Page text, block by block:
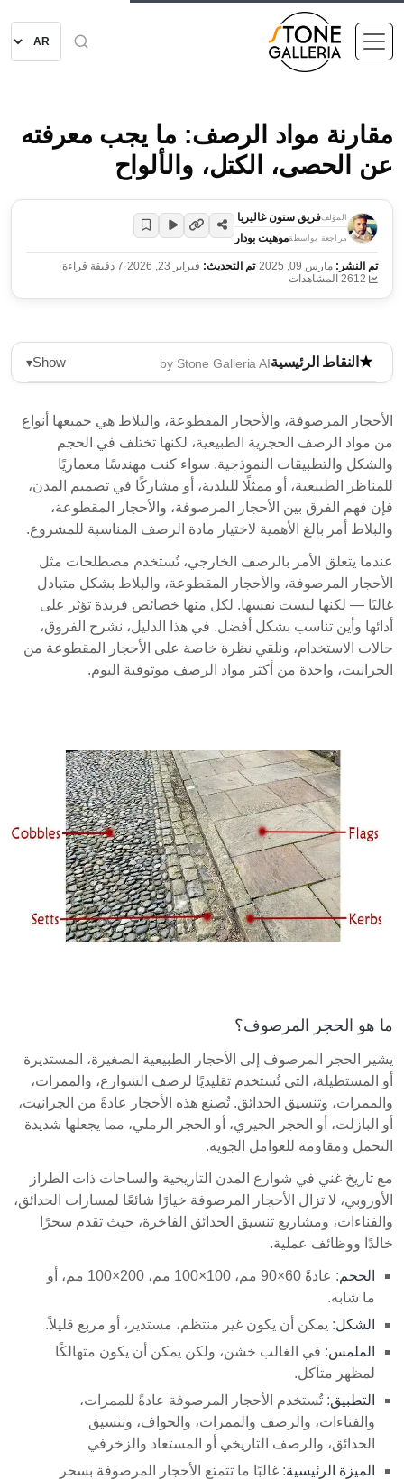
مقارنة مواد الرصف: ما يجب معرفته
عن الحصى، الكتل، والألواح
المؤلففريق ستون غاليريا
مراجعة بواسطةموهيت بودار
تم النشر: مارس 09, 2025 ·تم التحديث: فبراير 23, 2026 ·7 دقيقة قراءة
·
النقاط الرئيسيةby Stone Galleria AI
Show
▾
بالحجر الطبيعي، لكل منها خصائص وتطبيقات فريدة.
الحصى هي حجارة صغيرة وغير منتظمة، الكتل هي قطع
حجرية مقطوعة بشكل موحد، والألواح هي حجارة مسطحة
ومعالجة. فهم هذه الاختلافات ضروري لاختيار المادة
المناسبة لمشاريع تنسيق الحدائق والتصميم الحضري.
الحصى هي حجارة صغيرة ومستديرة تستخدم
للممرات وتنسيق الحدائق.
الكتل هي قطع حجرية مثالية للرصف المتين في
المناطق ذات الحركة المرورية العالية.
الألواح هي حجارة مسطحة ومعالجة مصممة
للاستخدام الخارجي وسهلة التركيب.
الأحجار المرصوفة، والأحجار المقطوعة، والبلاط هي جميعها أنواع
من مواد الرصف الحجرية الطبيعية، لكنها تختلف في الحجم
والشكل والتطبيقات النموذجية. سواء كنت مهندسًا معماريًا
للمناظر الطبيعية، أو ممثلًا للبلدية، أو مشاركًا في تصميم المدن،
فإن فهم الفرق بين الأحجار المرصوفة، والأحجار المقطوعة،
والبلاط أمر بالغ الأهمية لاختيار مادة الرصف المناسبة للمشروع.
عندما يتعلق الأمر بالرصف الخارجي، تُستخدم مصطلحات مثل
الأحجار المرصوفة، والأحجار المقطوعة، والبلاط بشكل متبادل
غالبًا — لكنها ليست نفسها. لكل منها خصائص فريدة تؤثر على
أدائها وأين تناسب بشكل أفضل. في هذا الدليل، نشرح الفروق،
حالات الاستخدام، ونلقي نظرة خاصة على الأحجار المقطوعة من
الجرانيت، واحدة من أكثر مواد الرصف موثوقية اليوم.
ما هو الحجر المرصوف؟
يشير الحجر المرصوف إلى الأحجار الطبيعية الصغيرة، المستديرة
أو المستطيلة، التي تُستخدم تقليديًا لرصف الشوارع، والممرات،
والممرات، وتنسيق الحدائق. تُصنع هذه الأحجار عادةً من الجرانيت،
أو البازلت، أو الحجر الجيري، أو الحجر الرملي، مما يجعلها شديدة
التحمل ومقاومة للعوامل الجوية.
مع تاريخ غني في شوارع المدن التاريخية والساحات ذات الطراز
الأوروبي، لا تزال الأحجار المرصوفة خيارًا شائعًا لمسارات الحدائق،
والفناءات، ومشاريع تنسيق الحدائق الفاخرة، حيث تقدم سحرًا
خالدًا ووظائف عملية.
الحجم
: عادةً 60×90 مم، 100×100 مم، 200×100 مم، أو
ما شابه.
الشكل: يمكن أن يكون غير منتظم، مستدير، أو مربع قليلاً.
الملمس: في الغالب خشن، ولكن يمكن أن يكون متهالكًا
لمظهر متآكل.
التطبيق: تُستخدم الأحجار المرصوفة عادةً للممرات،
والفناءات، والرصف والممرات، والحواف، وتنسيق
الحدائق، والرصف التاريخي أو المستعاد والزخرفي
الميزة الرئيسية: غالبًا ما تتمتع الأحجار المرصوفة بسحر